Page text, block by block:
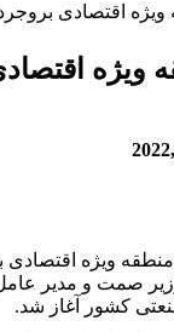
اقتصادی
ویژه
ویژه اقتصادی
صمت و مدیر
کشور آغاز شد.